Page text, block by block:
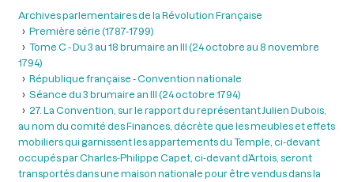
Archives parlementaires de la Révolution Française
Première série (1787-1799)
Tome C - Du 3 au 18 brumaire an III (24 octobre au 8 novembre
1794)
République française - Convention nationale
Séance du 3 brumaire an III (24 octobre 1794)
27. La Convention, sur le rapport du représentant Julien Dubois,
au nom du comité des Finances, décrète que les meubles et effets
mobiliers qui garnissent les appartements du Temple, ci-devant
occupés par Charles-Philippe Capet, ci-devant d’Artois, seront
transportés dans une maison nationale pour être vendus dans la